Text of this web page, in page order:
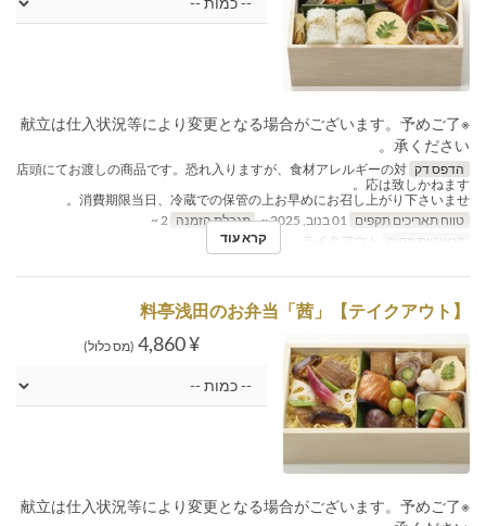
※献立は仕入状況等により変更となる場合がございます。予めご了
承ください。
הדפס דק 店頭にてお渡しの商品です。恐れ入りますが、食材アレルギーの対
応は致しかねます。
消費期限当日、冷蔵での保管の上お早めにお召し上がり下さいませ。
טווח תאריכים תקפים
מגבלת הזמנה 2 ~
קטגוריית מקום
קרא עוד
【テイクアウト】料亭浅田のお弁当「茜」
¥ 4,860 (מס כלול)
※献立は仕入状況等により変更となる場合がございます。予めご了